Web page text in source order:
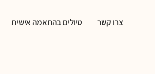
טיולים בהתאמה אישית צרו קשר